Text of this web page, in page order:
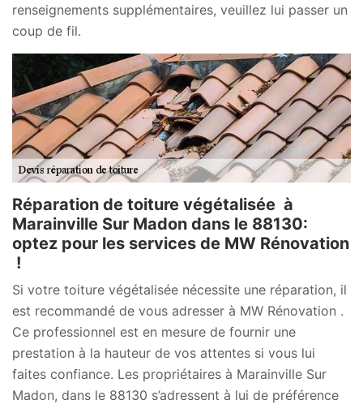
renseignements supplémentaires, veuillez lui passer un
coup de fil.
Réparation de toiture végétalisée à
Marainville Sur Madon dans le 88130:
optez pour les services de MW Rénovation
!
Si votre toiture végétalisée nécessite une réparation, il
est recommandé de vous adresser à MW Rénovation .
Ce professionnel est en mesure de fournir une
prestation à la hauteur de vos attentes si vous lui
faites confiance. Les propriétaires à Marainville Sur
Madon, dans le 88130 s’adressent à lui de préférence